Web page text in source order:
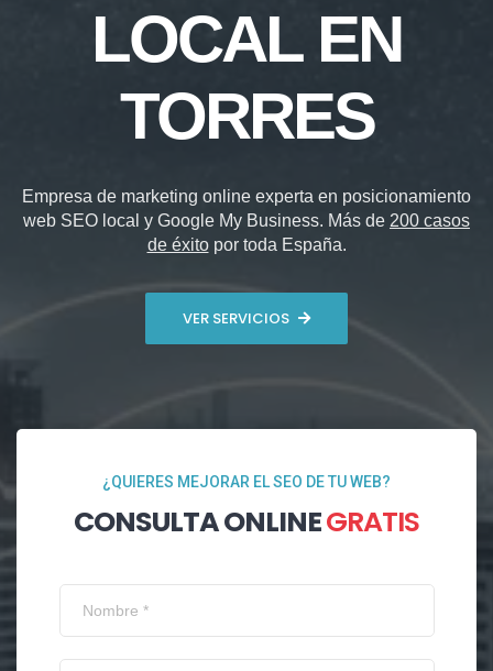
LOCAL EN
TORRES
Empresa de marketing online experta en posicionamiento
web SEO local y Google My Business. Más de 200 casos
de éxitopor toda España.
VER SERVICIOS
¿QUIERES MEJORAR EL SEO DE TU WEB?
CONSULTA ONLINEGRATIS